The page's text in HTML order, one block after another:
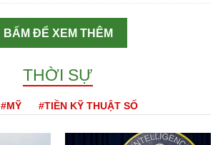
BẤM ĐỂ XEM THÊM
THỜI SỰ
#MỸ #TIỀN KỸ THUẬT SỐ